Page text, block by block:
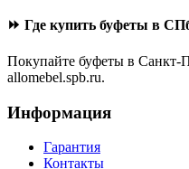
⏩ Где купить буфеты в
Покупайте буфеты в Санкт-
allomebel.spb.ru.
Информация
Гарантия
Контакты